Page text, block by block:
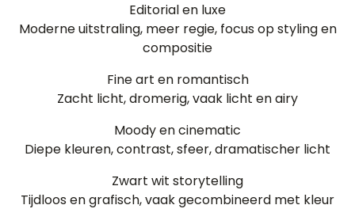
Editorial en luxe
Moderne uitstraling, meer regie, focus op styling en
compositie
Fine art en romantisch
Zacht licht, dromerig, vaak licht en airy
Moody en cinematic
Diepe kleuren, contrast, sfeer, dramatischer licht
Zwart wit storytelling
Tijdloos en grafisch, vaak gecombineerd met kleur